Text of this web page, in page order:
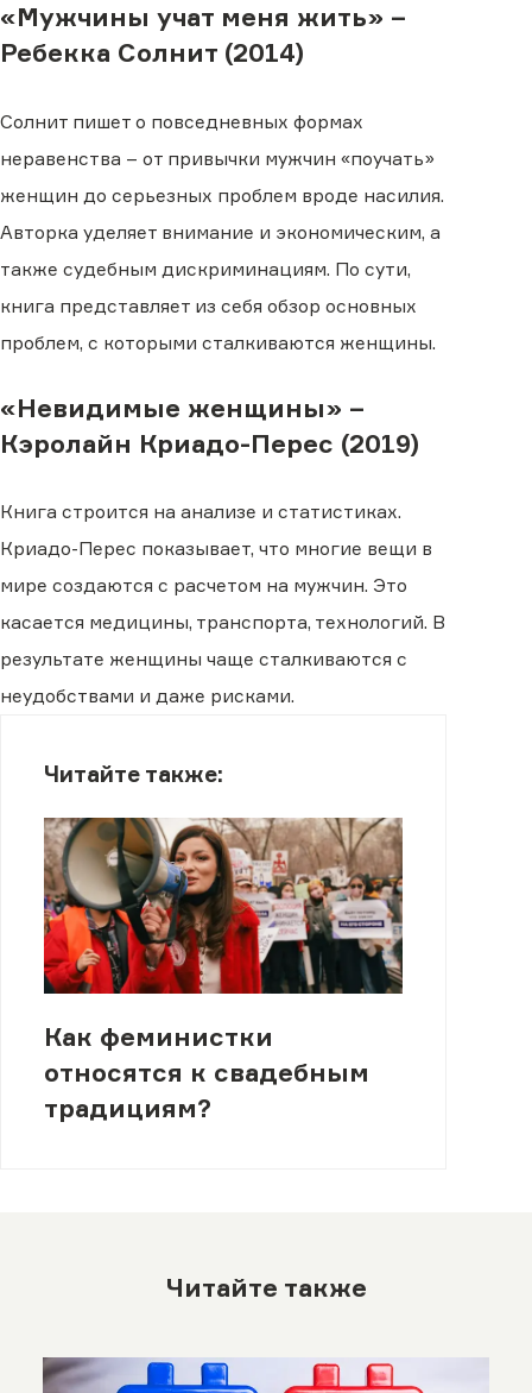
«Мужчины учат меня жить» –
Ребекка Солнит (2014)
Солнит пишет о повседневных формах
неравенства – от привычки мужчин «поучать»
женщин до серьезных проблем вроде насилия.
Авторка уделяет внимание и экономическим, а
также судебным дискриминациям. По сути,
книга представляет из себя обзор основных
проблем, с которыми сталкиваются женщины.
«Невидимые женщины» –
Кэролайн Криадо-Перес (2019)
Книга строится на анализе и статистиках.
Криадо-Перес показывает, что многие вещи в
мире создаются с расчетом на мужчин. Это
касается медицины, транспорта, технологий. В
результате женщины чаще сталкиваются с
неудобствами и даже рисками.
Читайте также:
Как феминистки
относятся к свадебным
традициям?
Читайте также